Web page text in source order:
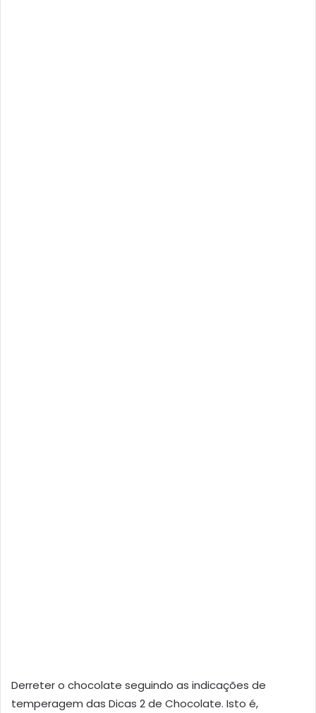
Derreter o chocolate seguindo as indicações de
temperagem das Dicas 2 de Chocolate. Isto é,